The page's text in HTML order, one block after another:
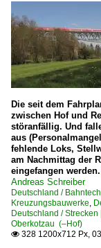
Die seit dem
zwischen Hof und
störanfällig. Und
aus
fehlende Loks,
am Nachmittag der
eingefangen werden.
Andreas Schreiber
Deutschland /
Kreuzungsbauwerke,
Deutschland /
Oberkotzau (–Hof)
 328 1200x712 Px,